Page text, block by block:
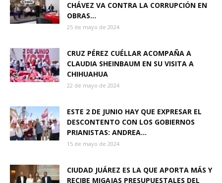
CHÁVEZ VA CONTRA LA CORRUPCIÓN EN
OBRAS...
25 de mayo de 2024
CRUZ PÉREZ CUÉLLAR ACOMPAÑA A
CLAUDIA SHEINBAUM EN SU VISITA A
CHIHUAHUA
22 de mayo de 2024
ESTE 2 DE JUNIO HAY QUE EXPRESAR EL
DESCONTENTO CON LOS GOBIERNOS
PRIANISTAS: ANDREA...
15 de mayo de 2024
CIUDAD JUÁREZ ES LA QUE APORTA MÁS Y
RECIBE MIGAJAS PRESUPUESTALES DEL